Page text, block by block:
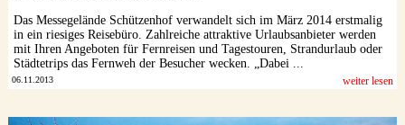
Das Messegelände Schützenhof verwandelt sich im März 2014 erstmalig
in ein riesiges Reisebüro. Zahlreiche attraktive Urlaubsanbieter werden
mit Ihren Angeboten für Fernreisen und Tagestouren, Strandurlaub oder
Städtetrips das Fernweh der Besucher wecken. „Dabei ...
06.11.2013 weiter lesen